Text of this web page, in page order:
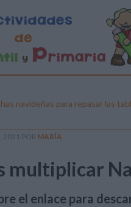
navideñas para repasar las
2021 POR MARÍA
multiplicar
el enlace para